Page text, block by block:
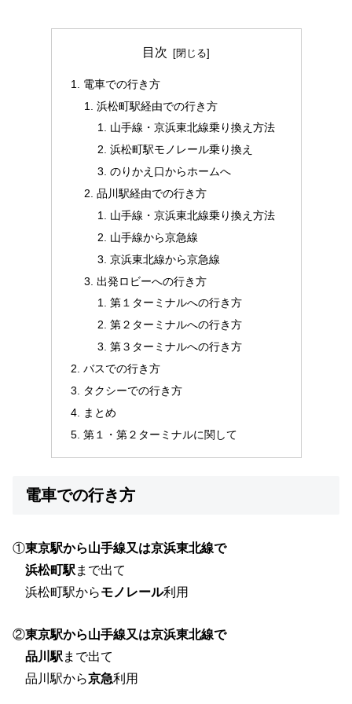
目次
電車での行き方
浜松町駅経由での行き方
山手線・京浜東北線乗り換え方法
浜松町駅モノレール乗り換え
のりかえ口からホームへ
品川駅経由での行き方
山手線・京浜東北線乗り換え方法
山手線から京急線
京浜東北線から京急線
出発ロビーへの行き方
第１ターミナルへの行き方
第２ターミナルへの行き方
第３ターミナルへの行き方
バスでの行き方
タクシーでの行き方
まとめ
第１・第２ターミナルに関して
電車での行き方
①東京駅から山手線又は京浜東北線で
浜松町駅 まで出て
浜松町駅からモノレール利用
②東京駅から山手線又は京浜東北線で
品川駅 まで出て
品川駅から京急利用